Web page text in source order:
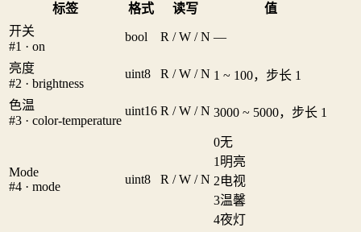
标签 格式 读写
值
开关
#1 · on
bool R / W / N —
亮度
#2 · brightness
uint8 R / W / N 1 ~ 100，步长 1
色温
#3 · color-temperature
uint16 R / W / N 3000 ~ 5000，步长 1
Mode
#4 · mode
uint8 R / W / N
0无
1 明亮
2电视
3温馨
4夜灯